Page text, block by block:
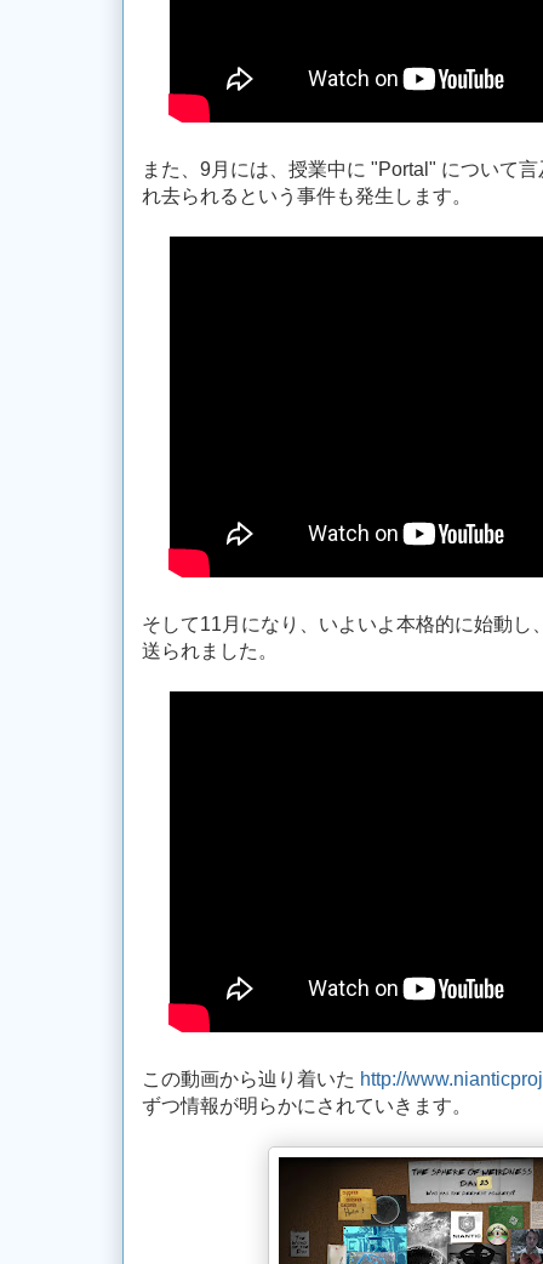
また、9月には、授業中に "Portal" について
れ去られるという事件も発生します。
そして11月になり、いよいよ本格的に始動し
送られました。
この動画から辿り着いた http://
ずつ情報が明らかにされていきます。